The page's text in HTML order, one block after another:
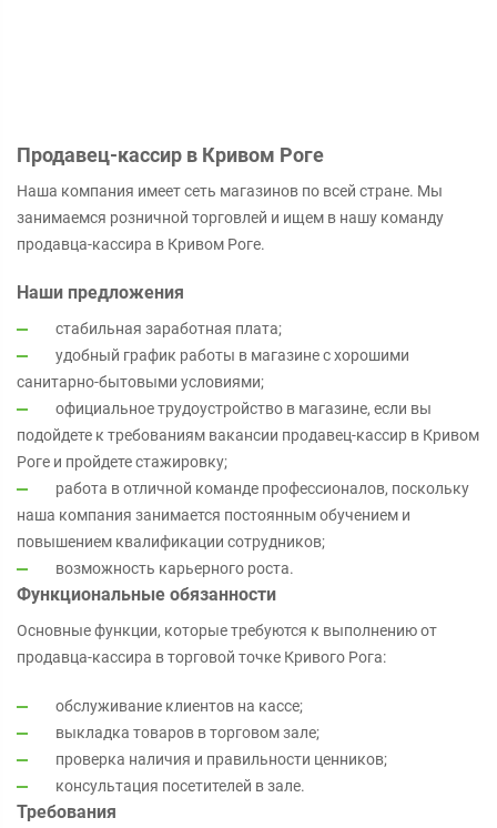
Продавец-кассир в Кривом Роге
Наша компания имеет сеть магазинов по всей стране. Мы
занимаемся розничной торговлей и ищем в нашу команду
продавца-кассира в Кривом Роге.
Наши предложения
стабильная заработная плата;
удобный график работы в магазине с хорошими
санитарно-бытовыми условиями;
официальное трудоустройство в магазине, если вы
подойдете к требованиям вакансии продавец-кассир в Кривом
Роге и пройдете стажировку;
работа в отличной команде профессионалов, поскольку
наша компания занимается постоянным обучением и
повышением квалификации сотрудников;
возможность карьерного роста.
Функциональные обязанности
Основные функции, которые требуются к выполнению от
продавца-кассира в торговой точке Кривого Рога:
обслуживание клиентов на кассе;
выкладка товаров в торговом зале;
проверка наличия и правильности ценников;
консультация посетителей в зале.
Требования